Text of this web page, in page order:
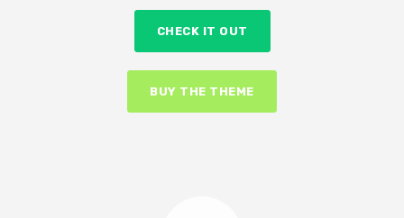
CHECK IT OUT
BUY THE THEME